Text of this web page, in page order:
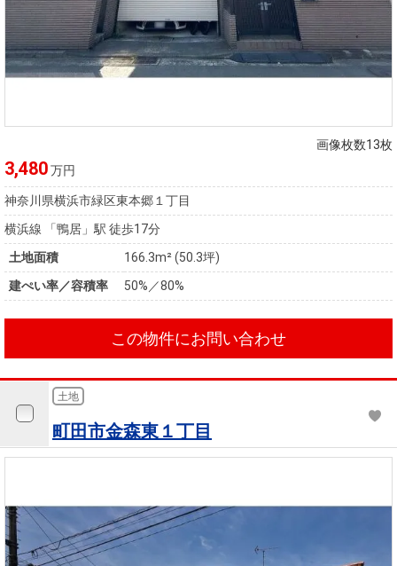
画像枚数13枚
3,480万円
神奈川県横浜市緑区東本郷１丁目
横浜線 「鴨居」駅 徒歩17分
土地面積
166.3m² (50.3坪)
建ぺい率／容積率
50%／80%
この物件にお問い合わせ
土地
町田市金森東１丁目